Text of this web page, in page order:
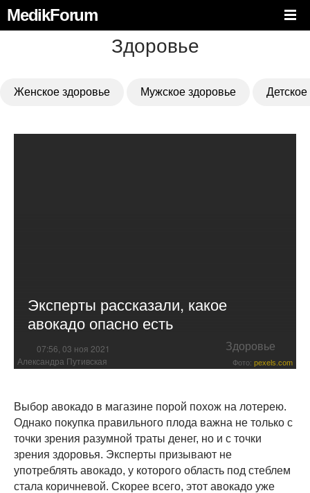
MedikForum
Здоровье
Женское здоровье Мужское здоровье
Эксперты рассказали, какое
авокадо опасно есть
07:56, 03 ноя 2021 Здоровье
Александра Путивская Фото: pexels.com
Выбор авокадо в магазине порой похож на лотерею.
Однако покупка правильного плода важна не только с
точки зрения разумной траты денег, но и с точки
зрения здоровья. Эксперты призывают не
употреблять авокадо, у которого область под стеблем
стала коричневой. Скорее всего, этот авокадо уже